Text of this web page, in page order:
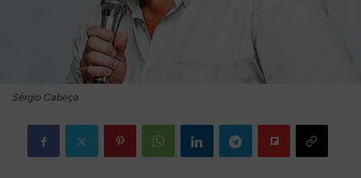
Sérgio Cabeça